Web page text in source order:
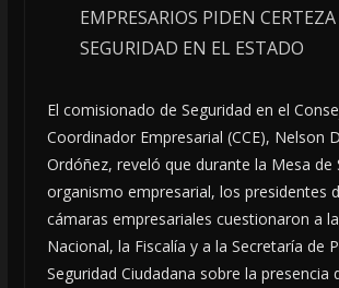
EMPRESARIOS PIDEN
SEGURIDAD EN EL ESTADO
El comisionado de Seguridad en el
Coordinador Empresarial (CCE), Nelson
Ordóñez, reveló que durante la Mesa de
organismo empresarial, los presidentes
cámaras empresariales cuestionaron a
Nacional, la Fiscalía y a la Secretaría de
Seguridad Ciudadana sobre la presencia